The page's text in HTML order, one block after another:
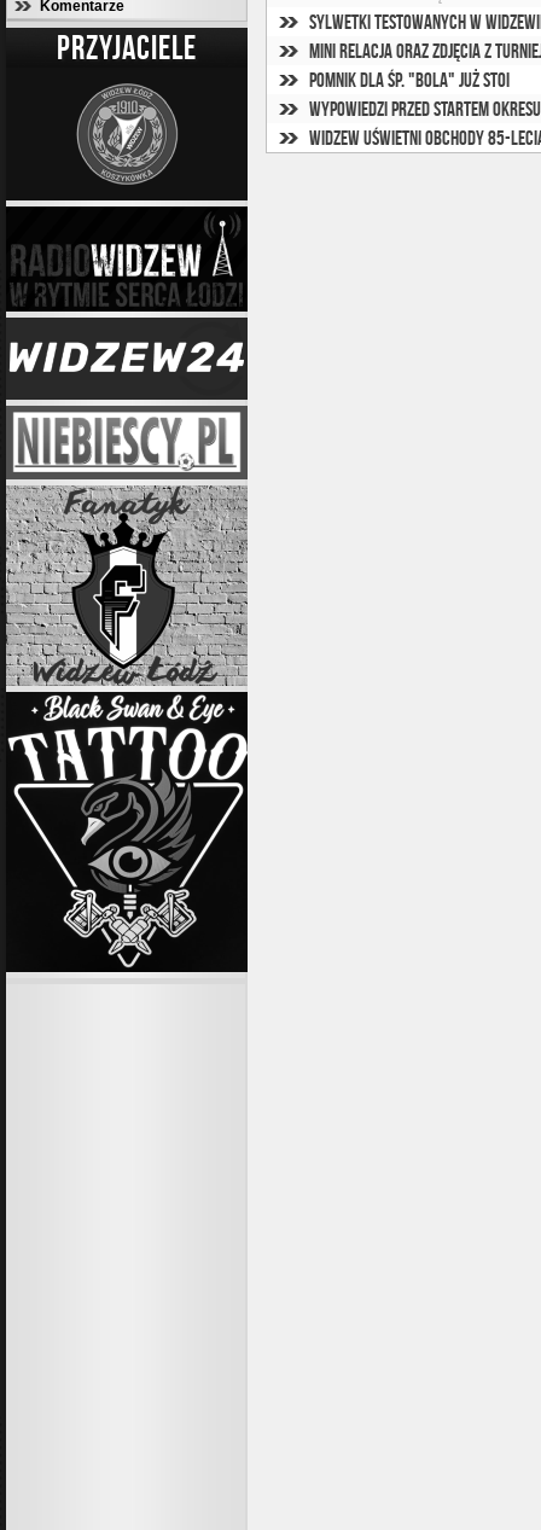
Komentarze
PRZYJACIELE
Sylwetki testowanych w
Mini relacja oraz zdjęcia z
Pomnik dla ŚP. "Bola" już stoi
Wypowiedzi przed startem
Widzew uświetni obchody 85-